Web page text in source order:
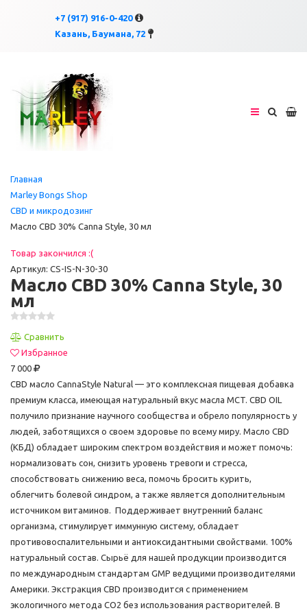
+7 (917) 916-0-420
Казань, Баумана, 72×
Главная
Marley Bongs Shop
CBD и микродозинг
Масло CBD 30% Canna Style, 30 мл
Товар закончился :(
Артикул: CS-IS-N-30-30
Масло CBD 30% Canna Style, 30
мл
Сравнить
Избранное
7 000
CBD масло CannaStyle Natural — это комплексная пищевая добавка
премиум класса, имеющая натуральный вкус масла MCT. CBD OIL
получило признание научного сообщества и обрело популярность у
людей, заботящихся о своем здоровье по всему миру. Масло CBD
(КБД) обладает широким спектром воздействия и может помочь:
нормализовать сон, снизить уровень тревоги и стресса,
способствовать снижению веса, помочь бросить курить,
облегчить болевой синдром, а также является дополнительным
источником витаминов. Поддерживает внутренний баланс
организма, стимулирует иммунную систему, обладает
противовоспалительными и антиоксидантными свойствами. 100%
натуральный состав. Сырьё для нашей продукции производится
по международным стандартам GMP ведущими производителями
Америки. Экстракция CBD производится с применением
экологичного метода CO2 без использования растворителей. В